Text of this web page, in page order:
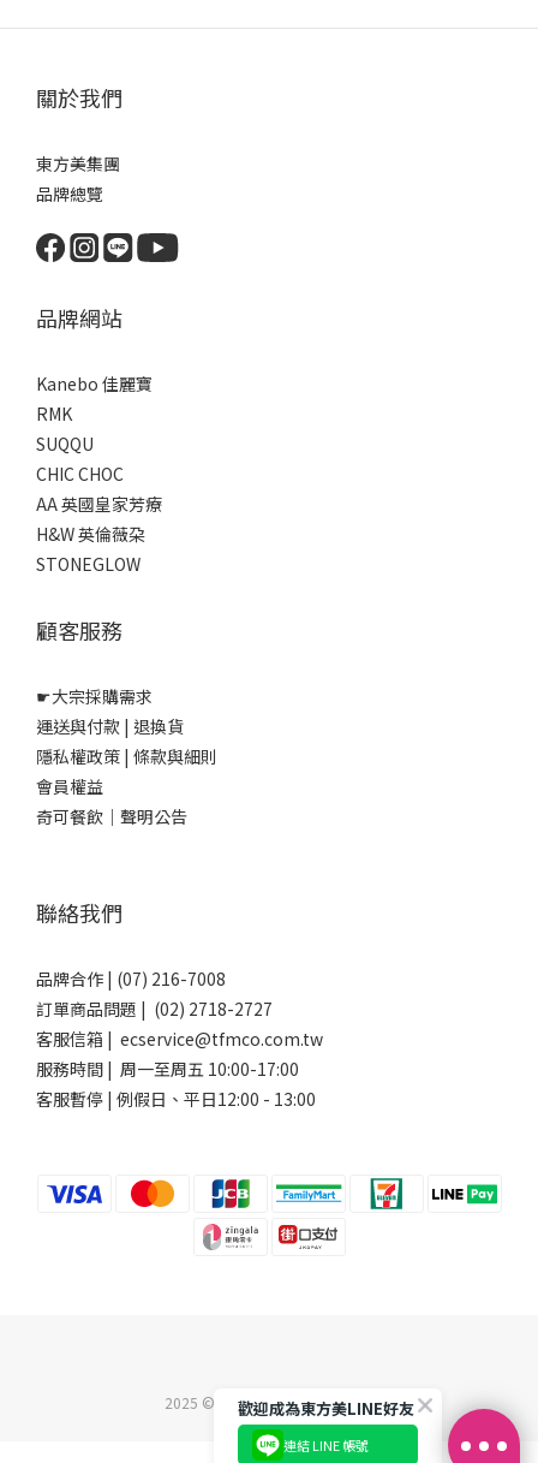
關於我們
東方美集團
品牌總覽
品牌網站
Kanebo 佳麗寶
RMK
SUQQU
CHIC CHOC
AA 英國皇家芳療
H&W 英倫薇朶
STONEGLOW
顧客服務
☛大宗採購需求
運送與付款 | 退換貨
隱私權政策 | 條款與細則
會員權益
奇可餐飲｜聲明公告
聯絡我們
品牌合作 | (07) 216-7008
訂單商品問題 | (02) 2718-2727
客服信箱 | ecservice@tfmco.com.tw
服務時間 | 周一至周五 10:00-17:00
客服暫停 | 例假日、平日12:00 - 13:00
2025 ©東方美企業股份有限公司
歡迎成為東方美LINE好友
連結 LINE 帳號